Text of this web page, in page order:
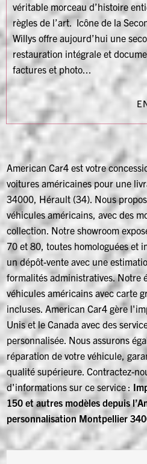
véritable morceau d’histoire
règles de l’art. Icône de la
Willys offre aujourd’hui une
restauration intégrale et
factures et photo...
American Car4 est votre
voitures américaines pour une
34000, Hérault (34). Nous
véhicules américains, avec des
collection. Notre showroom
70 et 80, toutes homologuées et
un dépôt-vente avec une
formalités administratives. Notre
véhicules américains avec carte
incluses. American Car4 gère
Unis et le Canada avec des
personnalisée. Nous assurons
réparation de votre véhicule,
qualité supérieure. Contractez-
d'informations sur ce service :
150 et autres modèles depuis
personnalisation Montpellier